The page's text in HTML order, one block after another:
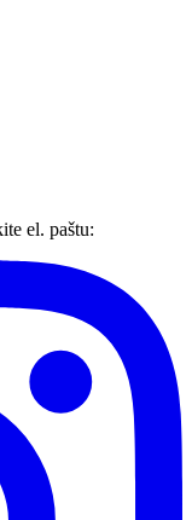
el. paštu: